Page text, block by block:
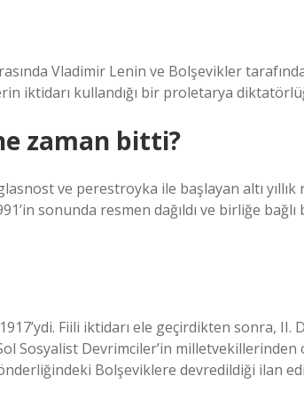
Vladimir Lenin ve Bolşevikler
iktidarı kullandığı bir proletarya
zaman bitti?
ve perestroyka ile başlayan altı yıllık
sonunda resmen dağıldı ve birliğe bağlı
Fiili iktidarı ele geçirdikten sonra, II.
Sosyalist Devrimciler’in milletvekillerinden
Bolşeviklere devredildiği ilan